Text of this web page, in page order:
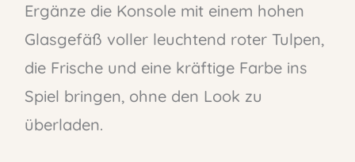
Ergänze die Konsole mit einem hohen
Glasgefäß voller leuchtend roter Tulpen,
die Frische und eine kräftige Farbe ins
Spiel bringen, ohne den Look zu
überladen.